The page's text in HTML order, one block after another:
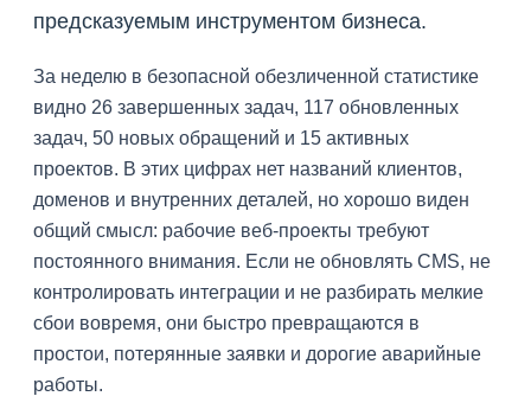
предсказуемым инструментом бизнеса.
За неделю в безопасной обезличенной статистике
видно 26 завершенных задач, 117 обновленных
задач, 50 новых обращений и 15 активных
проектов. В этих цифрах нет названий клиентов,
доменов и внутренних деталей, но хорошо виден
общий смысл: рабочие веб-проекты требуют
постоянного внимания. Если не обновлять CMS, не
контролировать интеграции и не разбирать мелкие
сбои вовремя, они быстро превращаются в
простои, потерянные заявки и дорогие аварийные
работы.